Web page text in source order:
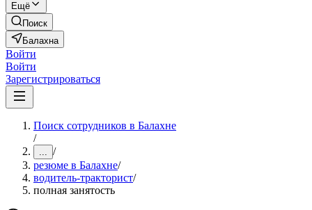
Ещё
Поиск
Балахна
Войти
Войти
Зарегистрироваться
Поиск сотрудников в Балахне
/
... /
резюме в Балахне/
водитель-тракторист/
полная занятость